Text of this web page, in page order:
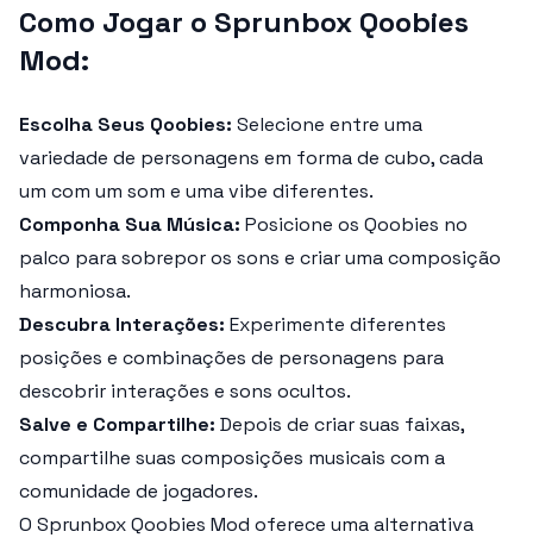
Como Jogar o Sprunbox Qoobies
Mod:
Escolha Seus Qoobies: Selecione entre uma
variedade de personagens em forma de cubo, cada
um com um som e uma vibe diferentes.
Componha Sua Música: Posicione os Qoobies no
palco para sobrepor os sons e criar uma composição
harmoniosa.
Descubra Interações: Experimente diferentes
posições e combinações de personagens para
descobrir interações e sons ocultos.
Salve e Compartilhe: Depois de criar suas faixas,
compartilhe suas composições musicais com a
comunidade de jogadores.
O Sprunbox Qoobies Mod oferece uma alternativa